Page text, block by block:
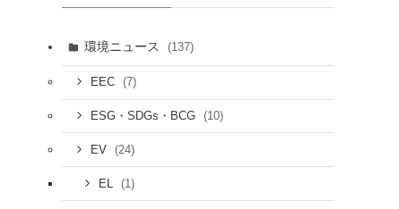
環境ニュース (137)
EEC (7)
ESG・SDGs・BCG (10)
EV (24)
EL (1)